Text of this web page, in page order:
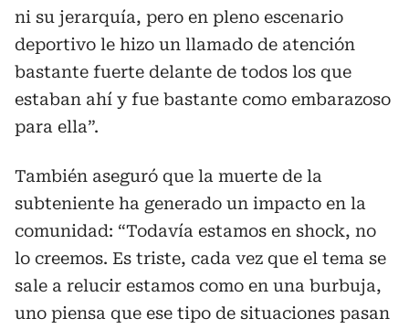
ni su jerarquía, pero en pleno escenario
deportivo le hizo un llamado de atención
bastante fuerte delante de todos los que
estaban ahí y fue bastante como embarazoso
para ella”.
También aseguró que la muerte de la
subteniente ha generado un impacto en la
comunidad: “Todavía estamos en shock, no
lo creemos. Es triste, cada vez que el tema se
sale a relucir estamos como en una burbuja,
uno piensa que ese tipo de situaciones pasan